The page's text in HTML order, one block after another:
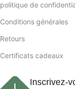
politique de
Conditions générales
Retours
Certificats cadeaux
Inscrivez-